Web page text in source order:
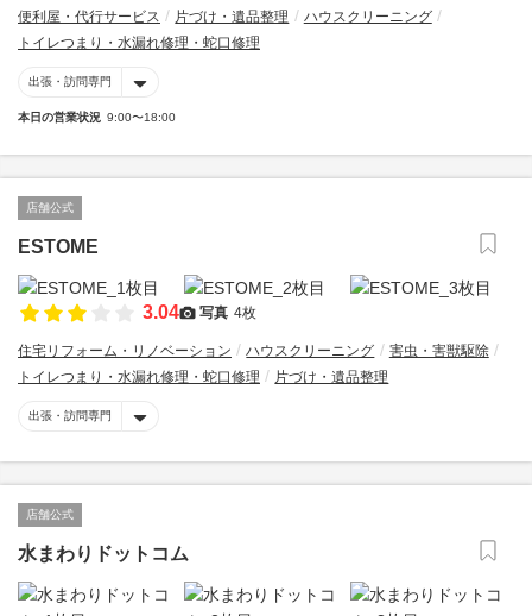
便利屋・代行サービス 片づけ・遺品整理
ハウスクリーニング
トイレつまり・水漏れ修理・蛇口修理
出張・訪問専門
本日の営業状況 9:00〜18:00
店舗公式
ESTOME
3.04 写真 4枚
住宅リフォーム・リノベーション ハウスクリーニング
害虫・害獣駆除
トイレつまり・水漏れ修理・蛇口修理
片づけ・遺品整理
出張・訪問専門
店舗公式
水まわりドットコム